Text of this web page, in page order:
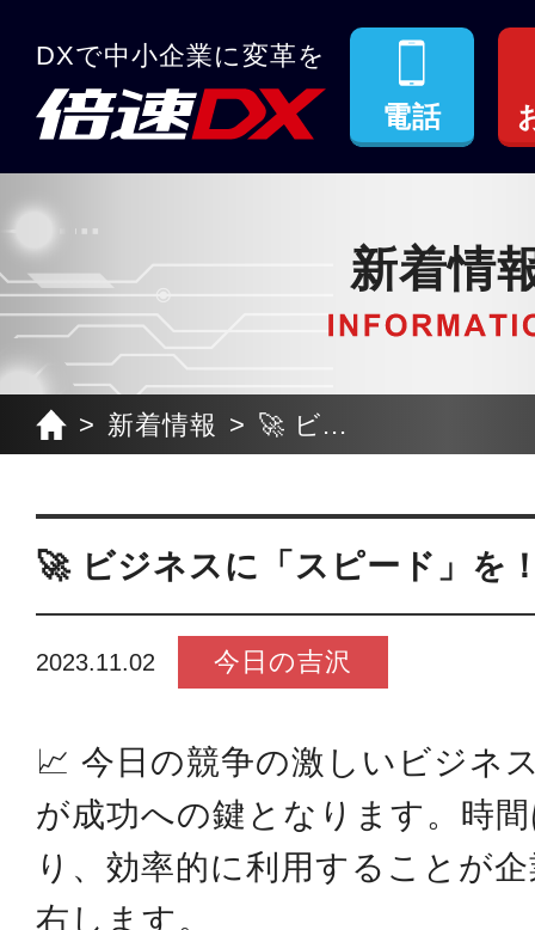
DXで中小企業に変革を
電話
新着情
新着情報 🚀 ビ...
🚀 ビジネスに「スピード」を
2023.11.02 今日の吉沢
📈 今日の競争の激しいビジネ
が成功への鍵となります。時
り、効率的に利用することが
右します。